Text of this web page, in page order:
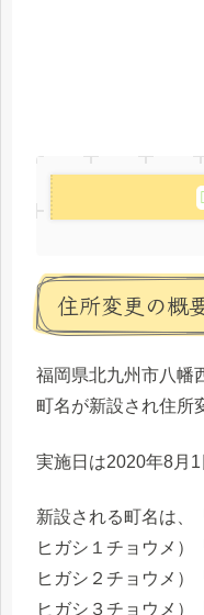
住所変更の概
福岡県北九州市八幡
町名が新設され住所
実施日は2020年8月1
新設される町名は、
ヒガシ１チョウメ）
ヒガシ２チョウメ）
ヒガシ３チョウメ）